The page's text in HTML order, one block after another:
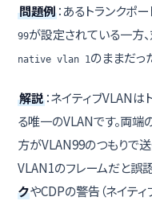
問題例 ：あるトランクポ
99が設定されている一方
native vlan 1のままだっ
解説 ：ネイティブVLAN
る唯一のVLANです。両端
方がVLAN99のつもりで送
VLAN1のフレームだと誤
クやCDPの警告（ネイテ